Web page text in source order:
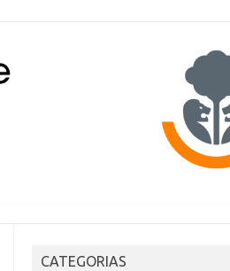
CATEGORIAS